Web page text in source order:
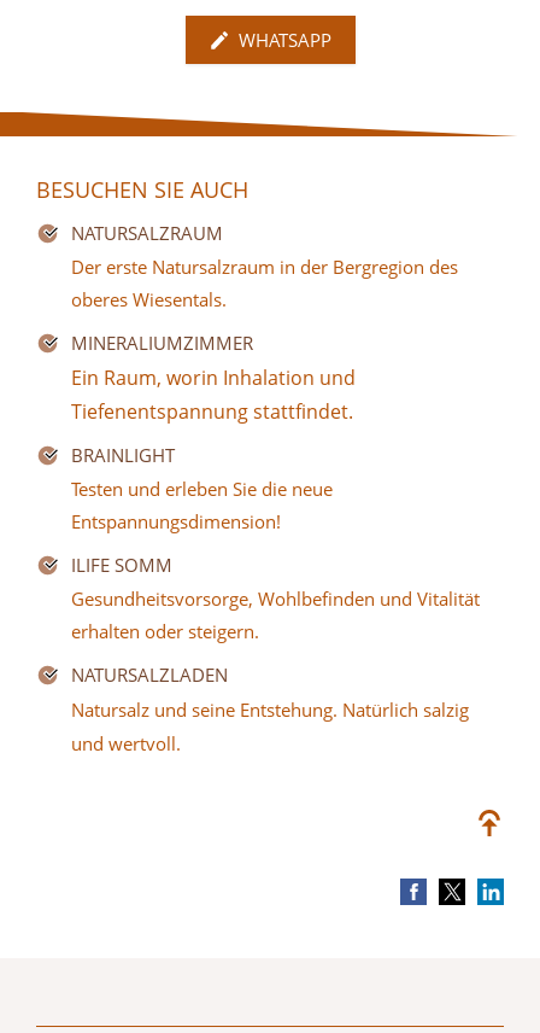
WHATSAPP
BESUCHEN SIE AUCH
NATURSALZRAUM
Der erste Natursalzraum in der Bergregion des
oberes Wiesentals.
MINERALIUMZIMMER
Ein Raum, worin Inhalation und
Tiefenentspannung stattfindet.
BRAINLIGHT
Testen und erleben Sie die neue
Entspannungsdimension!
ILIFE SOMM
Gesundheitsvorsorge, Wohlbefinden und Vitalität
erhalten oder steigern.
NATURSALZLADEN
Natursalz und seine Entstehung. Natürlich salzig
und wertvoll.